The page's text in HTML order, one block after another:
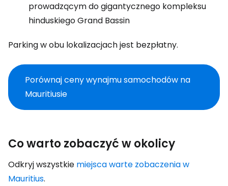
prowadzącym do gigantycznego kompleksu
hinduskiego Grand Bassin
Parking w obu lokalizacjach jest bezpłatny.
Porównaj ceny wynajmu samochodów na
Mauritiusie
Co warto zobaczyć w okolicy
Odkryj wszystkie miejsca warte zobaczenia w
Mauritius.